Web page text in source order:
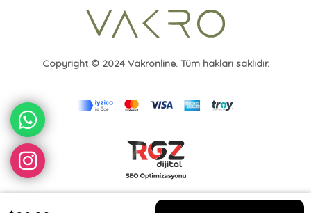
Copyright © 2024 Vakronline. Tüm hakları saklıdır.